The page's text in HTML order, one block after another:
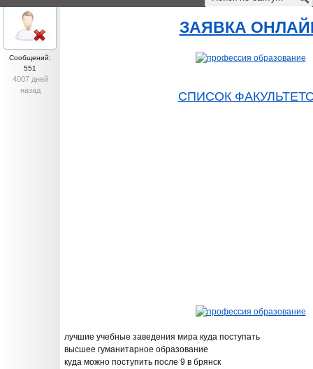
Сообщений:
551
4007 дней
назад
ЗАЯВКА
СПИСОК
лучшие учебные заведения мира куда поступать
высшее гуманитарное образование
куда можно поступить после 9 в брянск